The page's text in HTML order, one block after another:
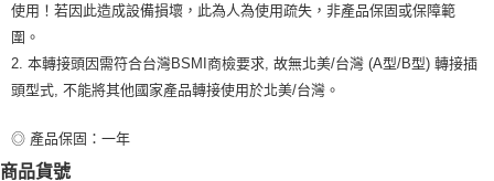
使用！若因此造成設備損壞，此為人為使用疏失，非產品保固或保障範
圍。
2. 本轉接頭因需符合台灣BSMI商檢要求, 故無北美/台灣 (A型/B型) 轉接插
頭型式, 不能將其他國家產品轉接使用於北美/台灣。
◎ 產品保固：一年
商品貨號